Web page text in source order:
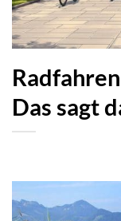
Das sagt